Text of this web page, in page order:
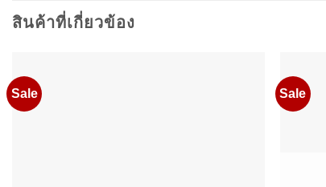
สินค้าที่เกี่ยวข้อง
Sale Sale